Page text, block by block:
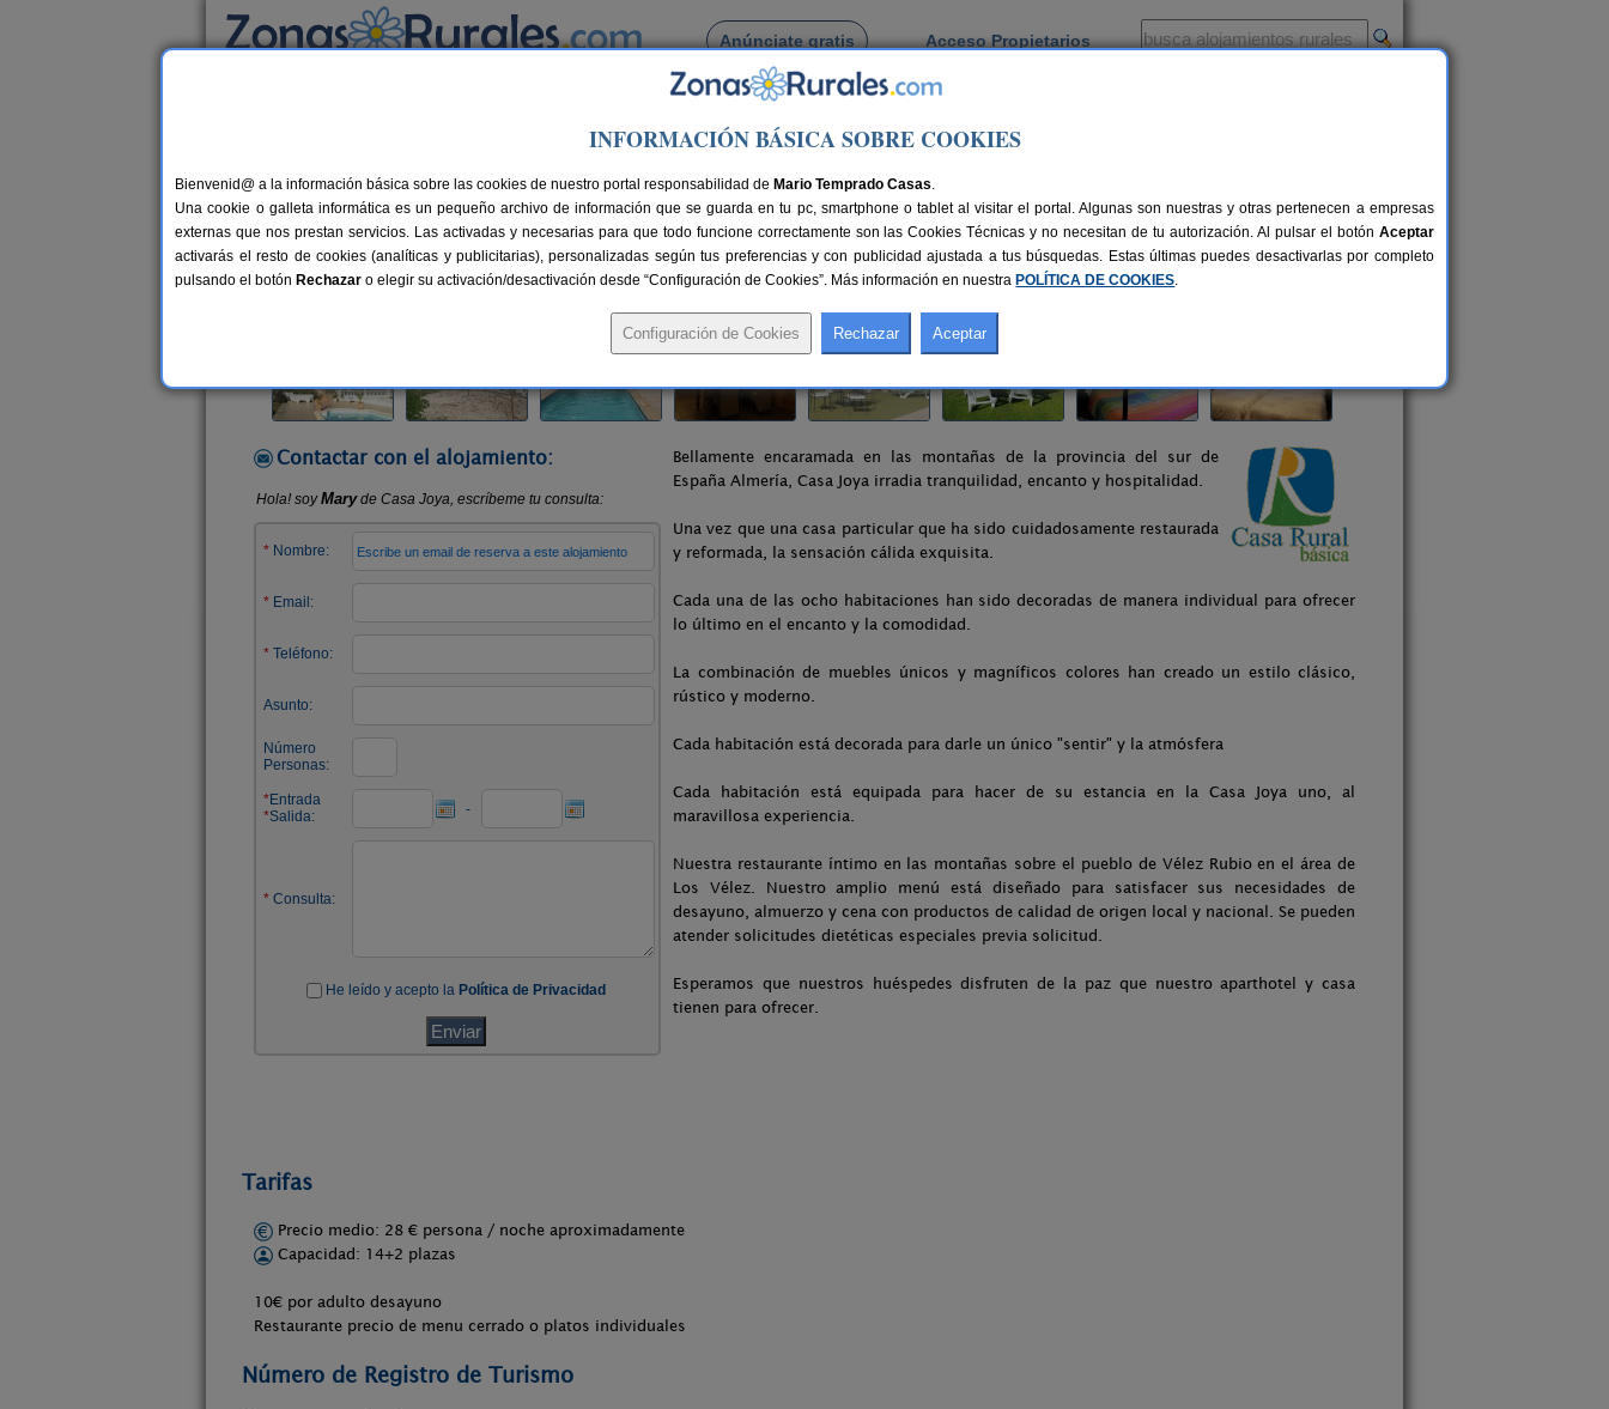
Anúnciate gratis Acceso Propietarios
Busca por pueblo
> Casa Joya
Casa Joya
Casa Rural en Vélez-Rubio (Almería)
Alquiler por habitaciones 14+2 plazas 130 km de Almería Compartir:
Contactar con el alojamiento:
Bellamente encaramada en las montañas de la provincia del sur de
España Almería, Casa Joya irradia tranquilidad, encanto y hospitalidad.
Una vez que una casa particular que ha sido cuidadosamente restaurada
y reformada, la sensación cálida exquisita.
Cada una de las ocho habitaciones han sido decoradas de manera individual para ofrecer
lo último en el encanto y la comodidad.
La combinación de muebles únicos y magníficos colores han creado un estilo clásico,
rústico y moderno.
Cada habitación está decorada para darle un único "sentir" y la atmósfera
Cada habitación está equipada para hacer de su estancia en la Casa Joya uno, al
maravillosa experiencia.
Nuestra restaurante íntimo en las montañas sobre el pueblo de Vélez Rubio en el área de
Los Vélez. Nuestro amplio menú está diseñado para satisfacer sus necesidades de
desayuno, almuerzo y cena con productos de calidad de origen local y nacional. Se pueden
atender solicitudes dietéticas especiales previa solicitud.
Esperamos que nuestros huéspedes disfruten de la paz que nuestro aparthotel y casa
tienen para ofrecer.
Tarifas
Precio medio: 28 € persona / noche aproximadamente
Capacidad: 14+2 plazas
10€ por adulto desayuno
Restaurante precio de menu cerrado o platos individuales
Número de Registro de Turismo
INFORMACIÓN BÁSICA SOBRE COOKIES
Bienvenid@ a la información básica sobre las cookies de nuestro portal responsabilidad de Mario Temprado Casas.
Una cookie o galleta informática es un pequeño archivo de información que se guarda en tu pc, smartphone o tablet al visitar el portal. Algunas son nuestras y otras pertenecen a empresas
externas que nos prestan servicios. Las activadas y necesarias para que todo funcione correctamente son las Cookies Técnicas y no necesitan de tu autorización. Al pulsar el botón Aceptar
activarás el resto de cookies (analíticas y publicitarias), personalizadas según tus preferencias y con publicidad ajustada a tus búsquedas. Estas últimas puedes desactivarlas por completo
pulsando el botón Rechazar o elegir su activación/desactivación desde “Configuración de Cookies”. Más información en nuestra POLÍTICA DE COOKIES.